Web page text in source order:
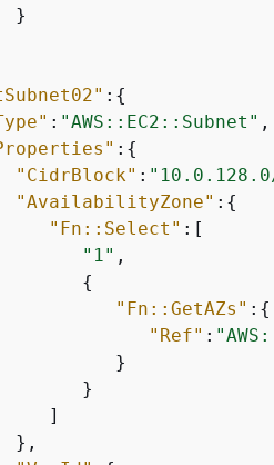
}
: {
: "AWS::EC2::Subnet" ,
: {
"CidrBlock" :
"AvailabilityZone" : {
"Fn::Select" :[
"1" ,
{
"Fn::GetAZs" : {
"Ref" :
}
}
]
},